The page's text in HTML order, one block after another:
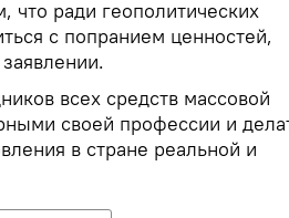
ради геополитических
с попранием ценностей,
всех средств массовой
своей профессии и
в стране реальной и